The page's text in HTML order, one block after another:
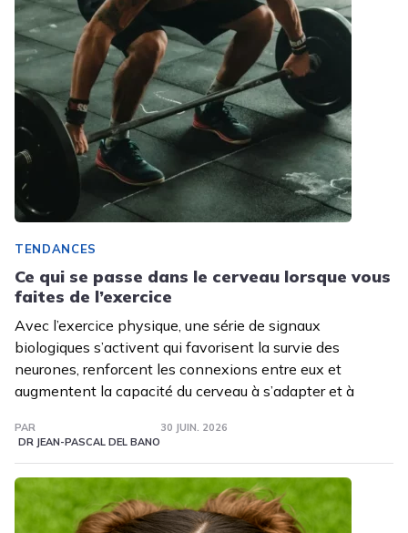
TENDANCES
Ce qui se passe dans le cerveau lorsque vous
faites de l’exercice
Avec l’exercice physique, une série de signaux
biologiques s’activent qui favorisent la survie des
neurones, renforcent les connexions entre eux et
augmentent la capacité du cerveau à s’adapter et à
PAR
DR JEAN-PASCAL DEL BANO
30 JUIN. 2026